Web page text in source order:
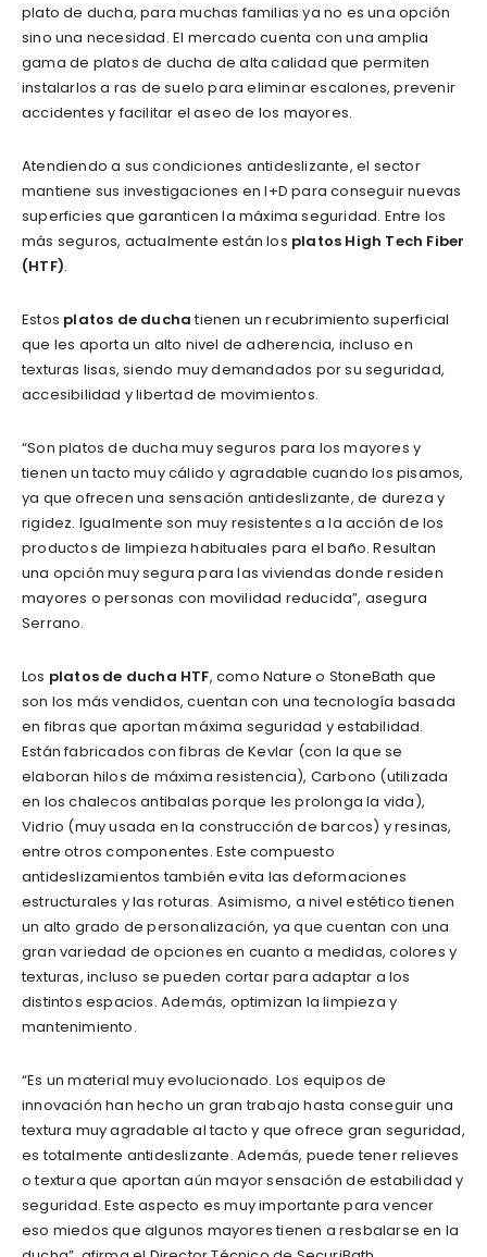
plato de ducha, para muchas familias ya no es una opción
sino una necesidad. El mercado cuenta con una amplia
gama de platos de ducha de alta calidad que permiten
instalarlos a ras de suelo para eliminar escalones, prevenir
accidentes y facilitar el aseo de los mayores.
Atendiendo a sus condiciones antideslizante, el sector
mantiene sus investigaciones en I+D para conseguir nuevas
superficies que garanticen la máxima seguridad. Entre los
más seguros, actualmente están los platos High Tech Fiber
(HTF).
Estos platos de duchatienen un recubrimiento superficial
que les aporta un alto nivel de adherencia, incluso en
texturas lisas, siendo muy demandados por su seguridad,
accesibilidad y libertad de movimientos.
“Son platos de ducha muy seguros para los mayores y
tienen un tacto muy cálido y agradable cuando los pisamos,
ya que ofrecen una sensación antideslizante, de dureza y
rigidez. Igualmente son muy resistentes a la acción de los
productos de limpieza habituales para el baño. Resultan
una opción muy segura para las viviendas donde residen
mayores o personas con movilidad reducida”, asegura
Serrano.
Los platos de ducha HTF, como Nature o StoneBath que
son los más vendidos, cuentan con una tecnología basada
en fibras que aportan máxima seguridad y estabilidad.
Están fabricados con fibras de Kevlar (con la que se
elaboran hilos de máxima resistencia), Carbono (utilizada
en los chalecos antibalas porque les prolonga la vida),
Vidrio (muy usada en la construcción de barcos) y resinas,
entre otros componentes. Este compuesto
antideslizamientos también evita las deformaciones
estructurales y las roturas. Asimismo, a nivel estético tienen
un alto grado de personalización, ya que cuentan con una
gran variedad de opciones en cuanto a medidas, colores y
texturas, incluso se pueden cortar para adaptar a los
distintos espacios. Además, optimizan la limpieza y
mantenimiento.
“Es un material muy evolucionado. Los equipos de
innovación han hecho un gran trabajo hasta conseguir una
textura muy agradable al tacto y que ofrece gran seguridad,
es totalmente antideslizante. Además, puede tener relieves
o textura que aportan aún mayor sensación de estabilidad y
seguridad. Este aspecto es muy importante para vencer
eso miedos que algunos mayores tienen a resbalarse en la